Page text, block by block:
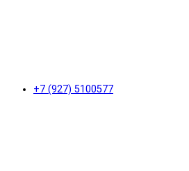
+7 (927) 5100577